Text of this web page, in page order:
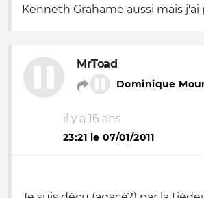
Kenneth Grahame aussi mais j'ai
MrToad
Dominique
il y a 16 ans
23:21 le 07/01/2011